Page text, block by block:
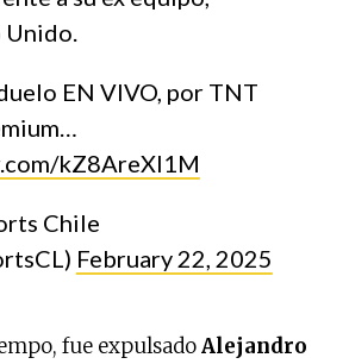
EN VIVO, por TNT
kZ8AreXl1M
Chile
February 22, 2025
fue expulsadoAlejandro